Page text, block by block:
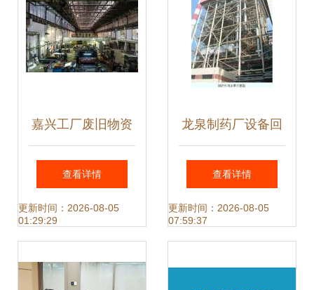
嘉兴工厂废旧物资
回收市场动态分析
与信息咨询服务价
查看详情
更新时间：2026-08-05
01:29:29
龙泉制药厂设备回
收 行业趋势、价值
评估与专业服务指
查看详情
更新时间：2026-08-05
07:59:37